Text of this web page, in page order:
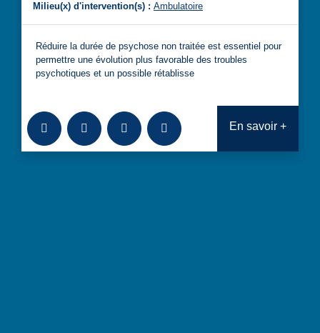
Milieu(x) d'intervention(s) : Ambulatoire
Réduire la durée de psychose non traitée est essentiel pour
permettre une évolution plus favorable des troubles
psychotiques et un possible rétablisse
Ajouter à la bibliothèque
TéléchargerConsulterAnalyses transversales : Aller
En savoir +